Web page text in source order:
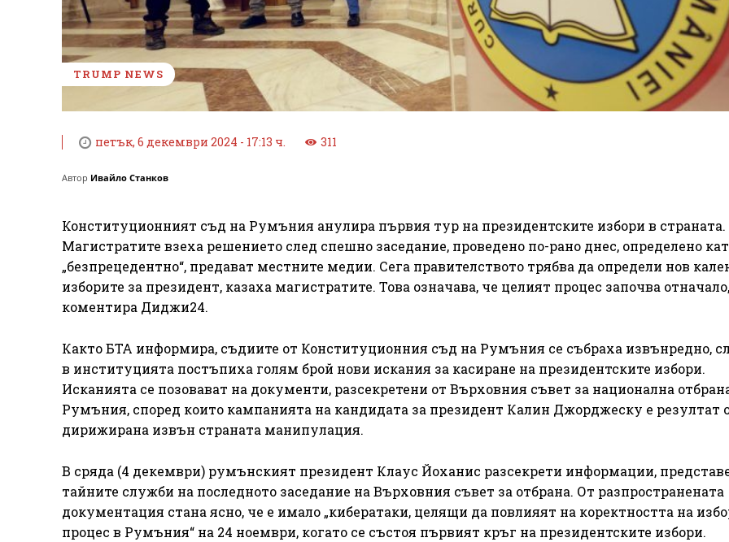
TRUMP NEWS
петък, 6 декември 2024 - 17:13 ч. 311
Автор Ивайло Станков
Конституционният съд на Румъния анулира първия тур на президентските избори в страната.
Магистратите взеха решението след спешно заседание, проведено по-рано днес, определено
„безпрецедентно“, предават местните медии. Сега правителството трябва да определи нов
изборите за президент, казаха магистратите. Това означава, че целият процес започва отначало,
коментира Диджи24.
Както БТА информира, съдиите от Конституционния съд на Румъния се събраха извънредно,
в институцията постъпиха голям брой нови искания за касиране на президентските избори.
Исканията се позовават на документи, разсекретени от Върховния съвет за национална
Румъния, според които кампанията на кандидата за президент Калин Джорджеску е резултат
дирижирана извън страната манипулация.
В сряда (4 декември) румънският президент Клаус Йоханис разсекрети информации,
тайните служби на последното заседание на Върховния съвет за отбрана. От разпространената
документация стана ясно, че е имало „кибератаки, целящи да повлияят на коректността на
процес в Румъния“ на 24 ноември, когато се състоя първият кръг на президентските избори.